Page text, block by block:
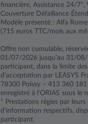
financière, Assistance 24/7*,
Couverture Défaillance
Modèle présenté : Alfa
(715 euros TTC/mois aux
Offre non cumulable,
01/07/2026 jusqu’au 31/08/
participant, dans la limite
d’acceptation par LEASYS
78300 Poissy – 413 360 181
enregistré à l'ORIAS sous le
* Prestations régies par
d'information respectifs,
participant.